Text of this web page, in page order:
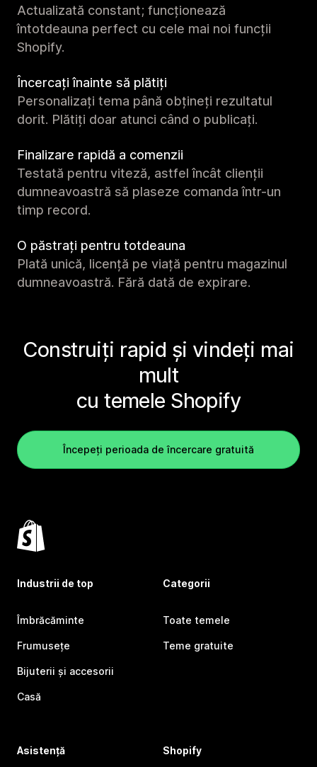
Actualizată constant; funcționează
întotdeauna perfect cu cele mai noi funcții
Shopify.
Încercați înainte să plătiți
Personalizați tema până obțineți rezultatul
dorit. Plătiți doar atunci când o publicați.
Finalizare rapidă a comenzii
Testată pentru viteză, astfel încât clienții
dumneavoastră să plaseze comanda într-un
timp record.
O păstrați pentru totdeauna
Plată unică, licență pe viață pentru magazinul
dumneavoastră. Fără dată de expirare.
Construiți rapid și vindeți mai
mult
cu temele Shopify
Începeți perioada de încercare gratuită
Industrii de top
Îmbrăcăminte
Frumusețe
Bijuterii și accesorii
Casă
Categorii
Toate temele
Teme gratuite
Asistență Shopify